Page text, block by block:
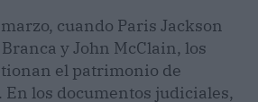
cuando Paris Jackson
y John McClain, los
el patrimonio de
En los documentos judiciales,